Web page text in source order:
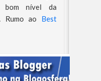
bom nível da
Rumo ao Best